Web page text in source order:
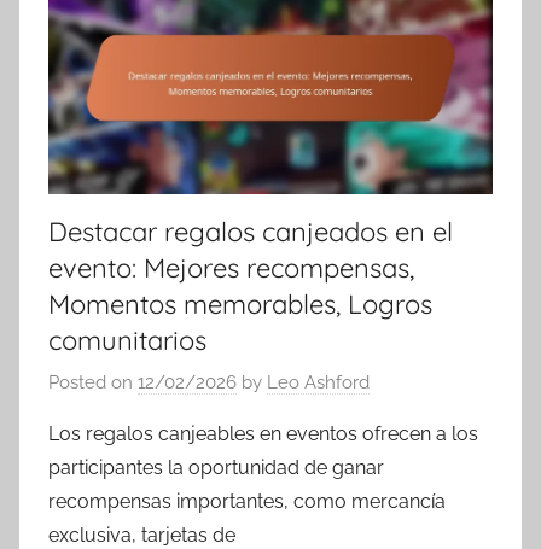
Destacar regalos canjeados en el
evento: Mejores recompensas,
Momentos memorables, Logros
comunitarios
Posted on 12/02/2026 by Leo Ashford
Los regalos canjeables en eventos ofrecen a los
participantes la oportunidad de ganar
recompensas importantes, como mercancía
exclusiva, tarjetas de